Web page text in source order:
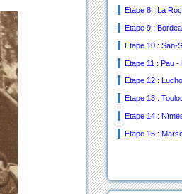
Etape 8 : La
Etape 9 :
Etape 10 : San-
Etape 11 : Pau -
Etape 12 :
Etape 13 :
Etape 14 :
Etape 15 :